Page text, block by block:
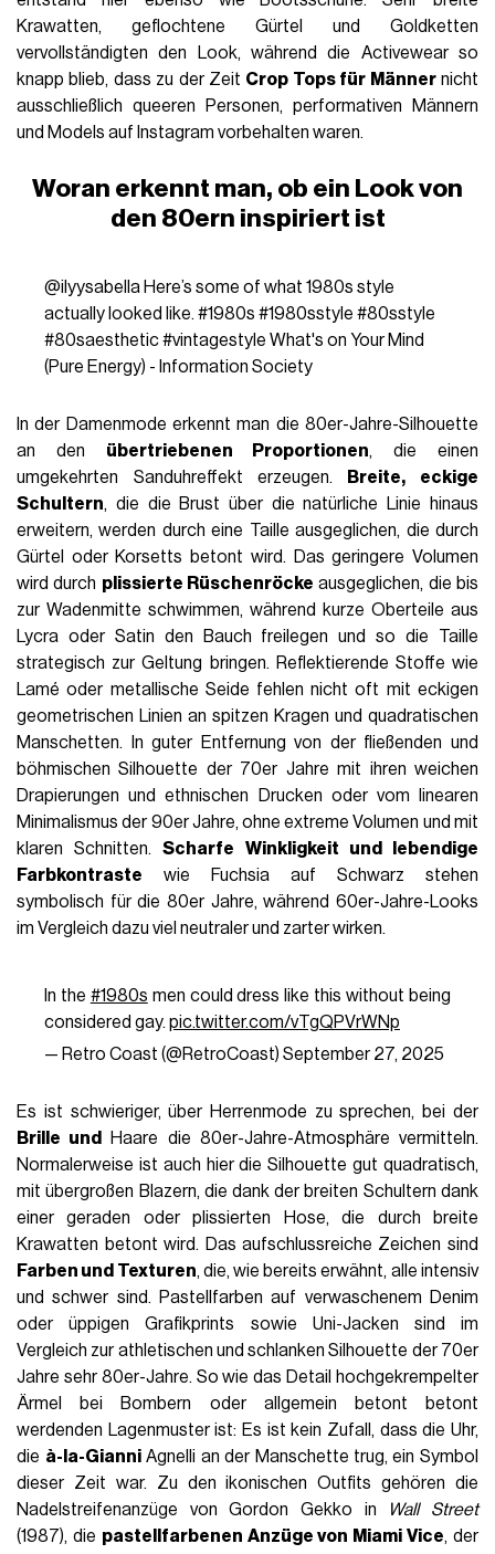
Krawatten, geflochtene Gürtel und Goldketten
vervollständigten den Look, während die Activewear so
knapp blieb, dass zu der Zeit Crop Tops für Männernicht
ausschließlich queeren Personen, performativen Männern
und Models auf Instagram vorbehalten waren.
Woran erkennt man, ob ein Look von
den 80ern inspiriert ist
@ilyysabellaHere’s some of what 1980s style
actually looked like. #1980s #1980sstyle #80sstyle
#80saesthetic#vintagestyle What's on Your Mind
(Pure Energy) - Information Society
In der Damenmode erkennt man die 80er-Jahre-Silhouette
an den übertriebenen Proportionen, die einen
umgekehrten Sanduhreffekt erzeugen.
Breite, eckige
Schultern, die die Brust über die natürliche Linie hinaus
erweitern, werden durch eine Taille ausgeglichen, die durch
Gürtel oder Korsetts betont wird. Das geringere Volumen
wird durch plissierte Rüschenröcke ausgeglichen, die bis
zur Wadenmitte schwimmen, während kurze Oberteile aus
Lycra oder Satin den Bauch freilegen und so die Taille
strategisch zur Geltung bringen. Reflektierende Stoffe wie
Lamé oder metallische Seide fehlen nicht oft mit eckigen
geometrischen Linien an spitzen Kragen und quadratischen
Manschetten. In guter Entfernung von der fließenden und
böhmischen Silhouette der 70er Jahre mit ihren weichen
Drapierungen und ethnischen Drucken oder vom linearen
Minimalismus der 90er Jahre, ohne extreme Volumen und mit
klaren Schnitten.Scharfe Winkligkeit und lebendige
Farbkontraste wie Fuchsia auf Schwarz stehen
symbolisch für die 80er Jahre, während 60er-Jahre-Looks
im Vergleich dazu viel neutraler und zarter wirken.
In the #1980s men could dress like this without being
considered gay. pic.twitter.com/vTgQPVrWNp
— Retro Coast (@RetroCoast) September 27, 2025
Es ist schwieriger, über Herrenmode zu sprechen, bei der
Brille und
Haare die 80er-Jahre-Atmosphäre vermitteln.
Normalerweise ist auch hier die Silhouette gut quadratisch,
mit übergroßen Blazern, die dank der breiten Schultern dank
einer geraden oder plissierten Hose, die durch breite
Krawatten betont wird. Das aufschlussreiche Zeichen sind
Farben und Texturen, die, wie bereits erwähnt, alle intensiv
und schwer sind. Pastellfarben auf verwaschenem Denim
oder üppigen Grafikprints sowie Uni-Jacken sind im
Vergleich zur athletischen und schlanken Silhouette der 70er
Jahre sehr 80er-Jahre. So wie das Detail hochgekrempelter
Ärmel bei Bombern oder allgemein betont betont
werdenden Lagenmuster ist: Es ist kein Zufall, dass die Uhr,
die à-la-GianniAgnelli an der Manschette trug, ein Symbol
dieser Zeit war. Zu den ikonischen Outfits gehören die
Nadelstreifenanzüge von Gordon Gekko in
Wall Street
(1987), die pastellfarbenen Anzüge von Miami Vice, der